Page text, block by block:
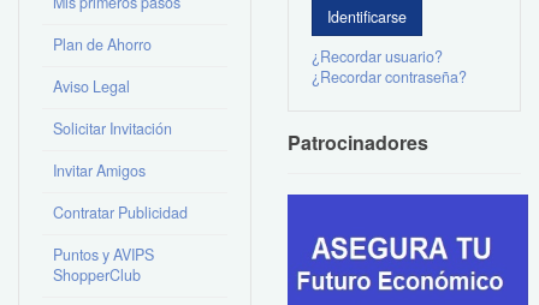
Plan de Ahorro
Aviso Legal
Solicitar Invitación
Invitar Amigos
Contratar Publicidad
Puntos y AVIPS
ShopperClub
¿Recordar usuario?
¿Recordar contraseña?
Patrocinadores